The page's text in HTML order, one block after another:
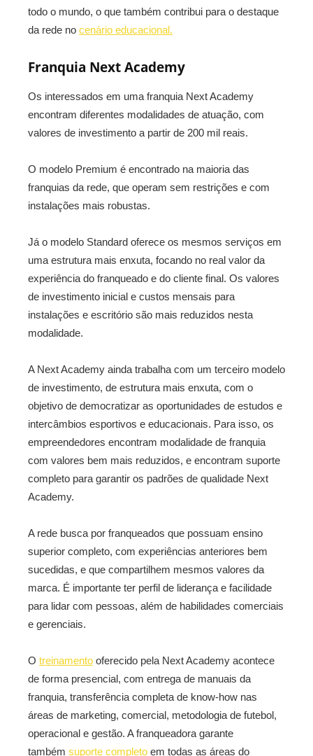
todo o mundo, o que também contribui para o destaque
da rede no cenário educacional.
Franquia Next Academy
Os interessados em uma franquia Next Academy
encontram diferentes modalidades de atuação, com
valores de investimento a partir de 200 mil reais.
O modelo Premium é encontrado na maioria das
franquias da rede, que operam sem restrições e com
instalações mais robustas.
Já o modelo Standard oferece os mesmos serviços em
uma estrutura mais enxuta, focando no real valor da
experiência do franqueado e do cliente final. Os valores
de investimento inicial e custos mensais para
instalações e escritório são mais reduzidos nesta
modalidade.
A Next Academy ainda trabalha com um terceiro modelo
de investimento, de estrutura mais enxuta, com o
objetivo de democratizar as oportunidades de estudos e
intercâmbios esportivos e educacionais. Para isso, os
empreendedores encontram modalidade de franquia
com valores bem mais reduzidos, e encontram suporte
completo para garantir os padrões de qualidade Next
Academy.
A rede busca por franqueados que possuam ensino
superior completo, com experiências anteriores bem
sucedidas, e que compartilhem mesmos valores da
marca. É importante ter perfil de liderança e facilidade
para lidar com pessoas, além de habilidades comerciais
e gerenciais.
O treinamento oferecido pela Next Academy acontece
de forma presencial, com entrega de manuais da
franquia, transferência completa de know-how nas
áreas de marketing, comercial, metodologia de futebol,
operacional e gestão. A franqueadora garante
também suporte completo em todas as áreas do